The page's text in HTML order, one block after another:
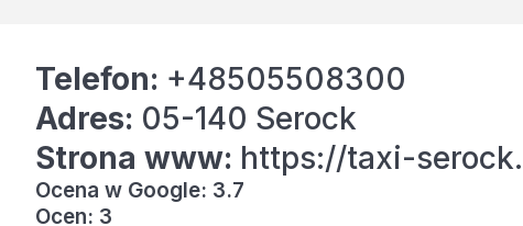
Telefon: +48505508300
Adres: 05-140 Serock
Strona www: https://taxi-
Ocena w Google: 3.7
Ocen: 3